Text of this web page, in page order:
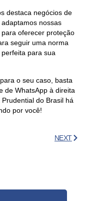
destaca negócios de
nossas
oferecer proteção
seguir uma norma
para sua
o seu caso, basta
de WhatsApp à direita
do Brasil há
por você!
NEXT